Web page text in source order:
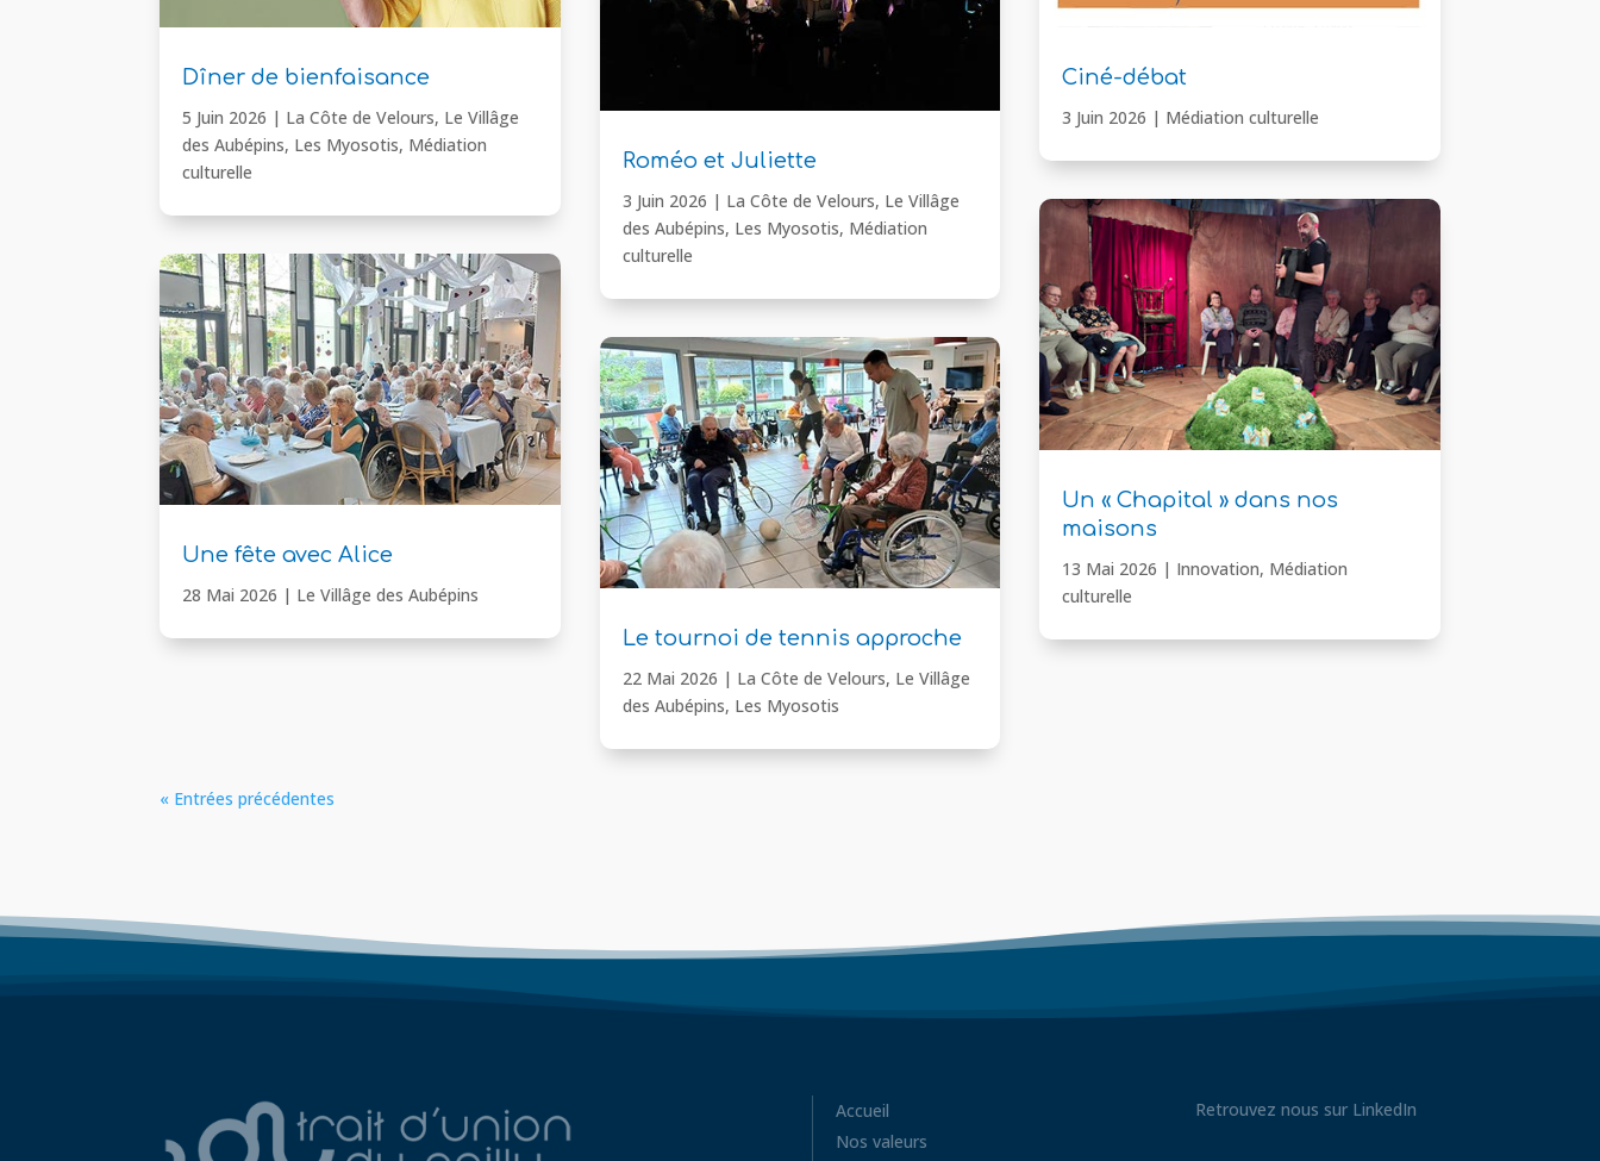
Dîner de bienfaisance
5 Juin 2026 | La Côte de Velours, Le Villâge
des Aubépins, Les Myosotis, Médiation
culturelle
Une fête avec Alice
28 Mai 2026 | Le Villâge des Aubépins
Roméo et Juliette
3 Juin 2026 | La Côte de Velours, Le Villâge
des Aubépins, Les Myosotis, Médiation
culturelle
Le tournoi de tennis approche
22 Mai 2026 | La Côte de Velours, Le Villâge
des Aubépins, Les Myosotis
Ciné-débat
3 Juin 2026 | Médiation culturelle
Un « Chapital » dans nos
maisons
13 Mai 2026 | Innovation, Médiation
culturelle
« Entrées précédentes
Accueil
Nos valeurs
Retrouvez nous sur LinkedIn